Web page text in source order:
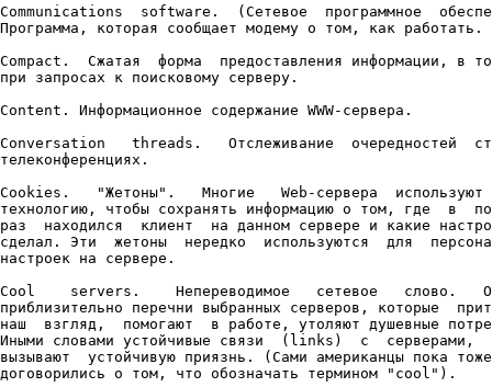
Communications  software.  (Сетевое  программное
Программа, которая сообщает модему о том, как работать.
Compact.  Сжатая  форма  предоставления информации, в
при запросах к поисковому серверу.
Content. Информационное содержание WWW-сервера.
Conversation   threads.   Отслеживание  очередностей
телеконференциях.
Cookies.   "Жетоны".   Многие   Web-сервера  используют
технологию, чтобы сохранять информацию о том, где  в
раз  находился  клиент  на данном сервере и какие
сделал. Эти  жетоны  нередко  используются  для
настроек на сервере.
Cool    servers.    Непереводимое   сетевое   слово.
приблизительно перечни выбранных серверов, которые
наш  взгляд,  помогают  в работе, утоляют душевные
Иными словами устойчивые связи  (links)  с  серверами,
вызывают  устойчивую приязнь. (Сами американцы пока
договорились о том, что обозначать термином "cool").